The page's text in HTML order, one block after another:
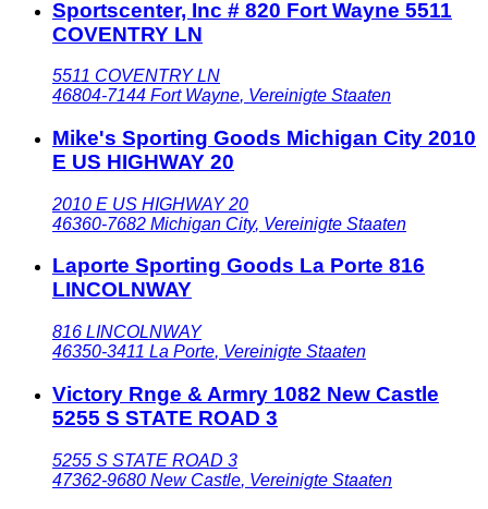
Sportscenter, Inc # 820 Fort Wayne 5511
COVENTRY LN
5511 COVENTRY LN
46804-7144 Fort Wayne, Vereinigte Staaten
Mike's Sporting Goods Michigan City 2010
E US HIGHWAY 20
2010 E US HIGHWAY 20
46360-7682 Michigan City, Vereinigte Staaten
Laporte Sporting Goods La Porte 816
LINCOLNWAY
816 LINCOLNWAY
46350-3411 La Porte, Vereinigte Staaten
Victory Rnge & Armry 1082 New Castle
5255 S STATE ROAD 3
5255 S STATE ROAD 3
47362-9680 New Castle, Vereinigte Staaten